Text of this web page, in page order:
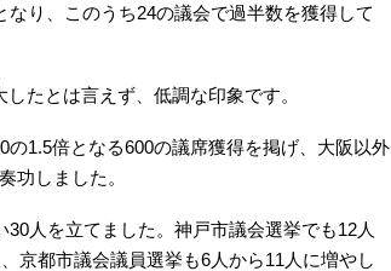
り、このうち24の議会で過半数を獲得して
たとは言えず、低調な印象です。
1.5倍となる600の議席獲得を掲げ、大阪以外
功しました。
人を立てました。神戸市議会選挙でも12人
京都市議会議員選挙も6人から11人に増やし